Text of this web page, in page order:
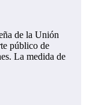
de la Unión
público de
La medida de